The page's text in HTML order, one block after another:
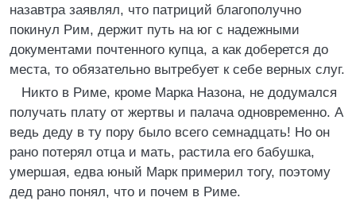
назавтра заявлял, что патриций благополучно
покинул Рим, держит путь на юг с надежными
документами почтенного купца, а как доберется до
места, то обязательно вытребует к себе верных слуг.
Никто в Риме, кроме Марка Назона, не додумался
получать плату от жертвы и палача одновременно. А
ведь деду в ту пору было всего семнадцать! Но он
рано потерял отца и мать, растила его бабушка,
умершая, едва юный Марк примерил тогу, поэтому
дед рано понял, что и почем в Риме.